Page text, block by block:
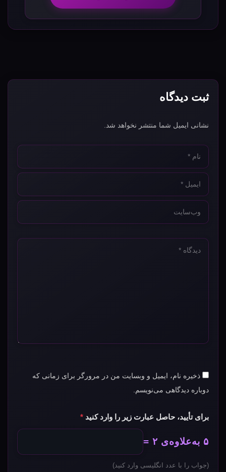
ثبت دیدگاه
نشانی ایمیل شما منتشر نخواهد شد.
نام
ایمیل
وب‌سایت
دیدگاه
ذخیره نام، ایمیل و وبسایت من در مرورگر برای زمانی که
دوباره دیدگاهی می‌نویسم.
برای تأیید، حاصل عبارت زیر را وارد کنید *
۵ به‌علاوه‌ی ۲ =
(جواب را با عدد انگلیسی وارد کنید)